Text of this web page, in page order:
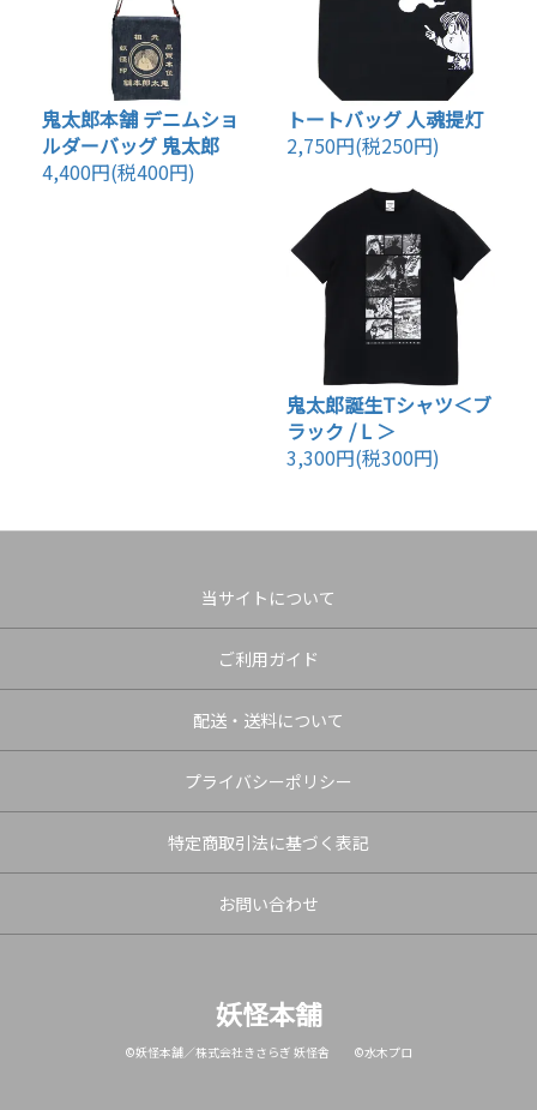
鬼太郎本舗 デニムショ
ルダーバッグ 鬼太郎
4,400円(税400円)
トートバッグ 人魂提灯
2,750円(税250円)
鬼太郎誕生Tシャツ＜ブ
ラック / L ＞
3,300円(税300円)
当サイトについて
ご利用ガイド
配送・送料について
プライバシーポリシー
特定商取引法に基づく表記
お問い合わせ
妖怪本舗
©妖怪本舗／株式会社きさらぎ 妖怪舎 ©水木プロ